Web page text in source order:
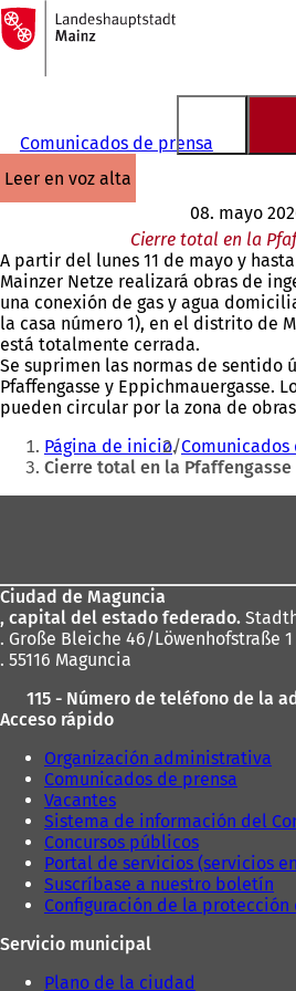
Saltar al contenido
A
la
página
Comunicados de prensa
leer en voz alta
08. mayo
Cierre total en la
A partir del lunes 11 de mayo y
Mainzer Netze realizará obras de
una conexión de gas y agua
la casa número 1), en el distrito de
está totalmente cerrada.
Se suprimen las normas de sentido
Pfaffengasse y Eppichmauergasse.
pueden circular por la zona de
Estás
aquí:
Página de inicio Comunicados
Cierre total en la Pfaffengasse
pies
Ciudad de Maguncia
, capital del estado federado.
. Große Bleiche 46/Löwenhofstraße 1
. 55116 Maguncia
115 - Número de teléfono de la
Acceso rápido
Organización administrativa
Comunicados de prensa
Vacantes
Sistema de información del
Concursos públicos
Portal de servicios (servicios
Suscríbase a nuestro boletín
Configuración de la protección
Servicio municipal
Plano de la ciudad